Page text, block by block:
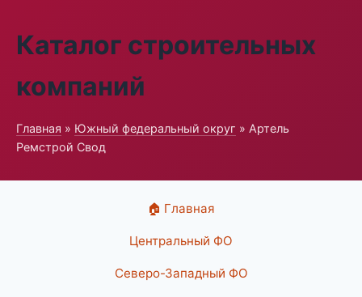
Каталог строительных
компаний
Главная » Южный федеральный округ » Артель
Ремстрой Свод
🏠 Главная
Центральный ФО
Северо-Западный ФО